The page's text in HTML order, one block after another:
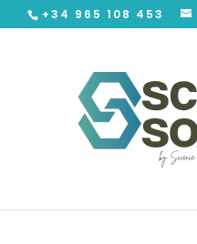
+34 965 108 453